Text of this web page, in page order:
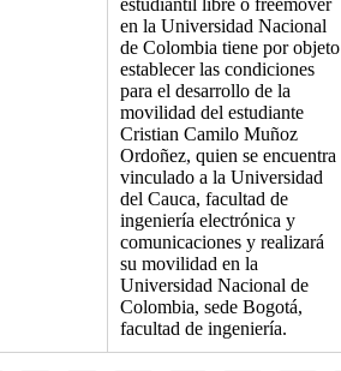
estudiantil libre o freemover
en la Universidad Nacional
de Colombia tiene por objeto
establecer las condiciones
para el desarrollo de la
movilidad del estudiante
Cristian Camilo Muñoz
Ordoñez, quien se encuentra
vinculado a la Universidad
del Cauca, facultad de
ingeniería electrónica y
comunicaciones y realizará
su movilidad en la
Universidad Nacional de
Colombia, sede Bogotá,
facultad de ingeniería.